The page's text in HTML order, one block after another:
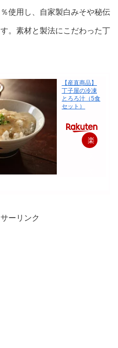
使用し、自家製白みそや秘伝
。素材と製法にこだわった丁
【産直商品】
丁子屋の冷凍
とろろ汁（5食
セット）
楽
ーリンク